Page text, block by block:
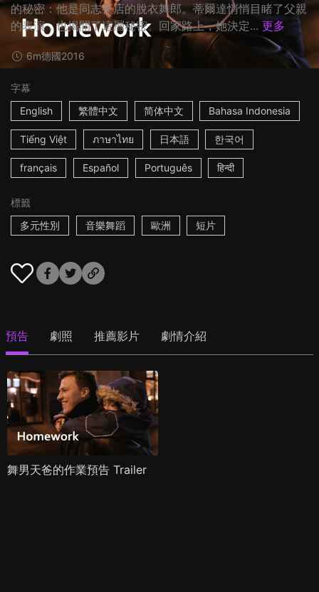
的秘密：他是同志夜店的脫衣舞郎。蒂爾達悄悄目睹了父親
的表演，也揭開了這層秘密。回家路上，她決定... 更多
6m德國2016
字幕
English
繁體中文 简体中文 Bahasa Indonesia
Tiếng Việt ภาษาไทย 日本語 한국어
français Español Português हिन्दी
標籤
多元性別
音樂舞蹈 歐洲 短片
預告 劇照 推薦影片 劇情介紹
舞男天爸的作業預告 Trailer